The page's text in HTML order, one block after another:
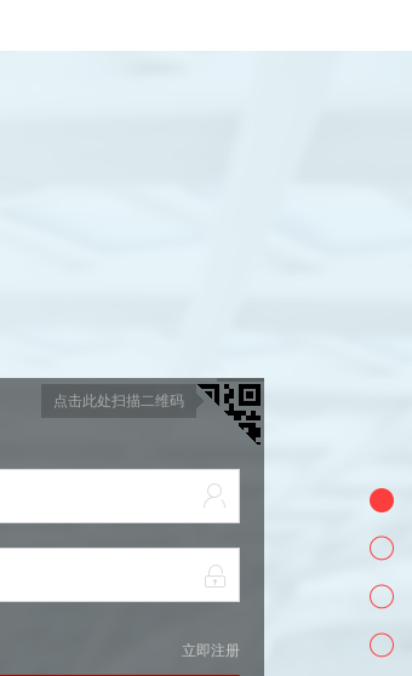
点击此处扫描二维码
立即注册